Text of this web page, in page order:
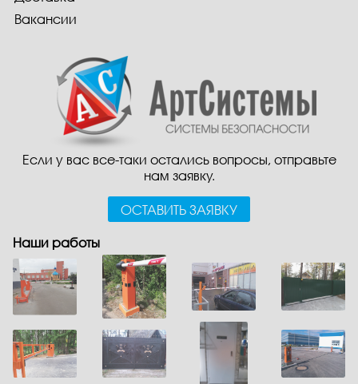
Если у вас все-таки остались вопросы, отправьте
нам заявку.
ОСТАВИТЬ ЗАЯВКУ
Вакансии
Наши работы